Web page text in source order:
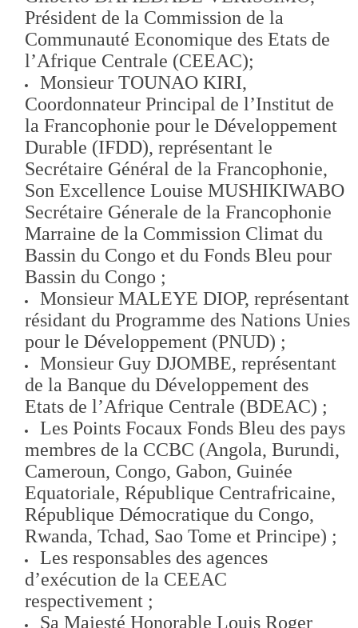
Président de la Commission de la
Communauté Economique des Etats de
l’Afrique Centrale (CEEAC);
Monsieur TOUNAO KIRI,
Coordonnateur Principal de l’Institut de
la Francophonie pour le Développement
Durable (IFDD), représentant le
Secrétaire Général de la Francophonie,
Son Excellence Louise MUSHIKIWABO
Secrétaire Génerale de la Francophonie
Marraine de la Commission Climat du
Bassin du Congo et du Fonds Bleu pour
Bassin du Congo ;
Monsieur MALEYE DIOP, représentant
résidant du Programme des Nations Unies
pour le Développement (PNUD) ;
Monsieur Guy DJOMBE, représentant
de la Banque du Développement des
Etats de l’Afrique Centrale (BDEAC) ;
Les Points Focaux Fonds Bleu des pays
membres de la CCBC (Angola, Burundi,
Cameroun, Congo, Gabon, Guinée
Equatoriale, République Centrafricaine,
République Démocratique du Congo,
Rwanda, Tchad, Sao Tome et Principe) ;
Les responsables des agences
d’exécution de la CEEAC
respectivement ;
Sa Majesté Honorable Louis Roger